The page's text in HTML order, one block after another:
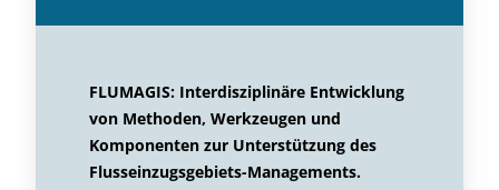
FLUMAGIS: Interdisziplinäre Entwicklung
von Methoden, Werkzeugen und
Komponenten zur Unterstützung des
Flusseinzugsgebiets-Managements.